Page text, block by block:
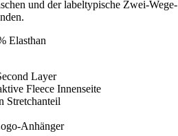
und der labeltypische Zwei-Wege-
Elasthan
Layer
Fleece Innenseite
Stretchanteil
Anhänger